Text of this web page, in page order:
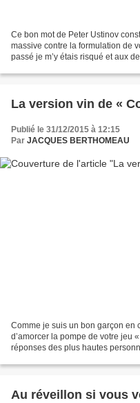
Ce bon mot de Peter Ustinov
massive contre la formulation de
passé je m’y étais risqué et aux
La version vin de «
Publié le 31/12/2015 à 12:15
Par JACQUES BERTHOMEAU
Comme je suis un bon garçon en
d’amorcer la pompe de votre jeu
réponses des plus hautes
Au réveillon si vous